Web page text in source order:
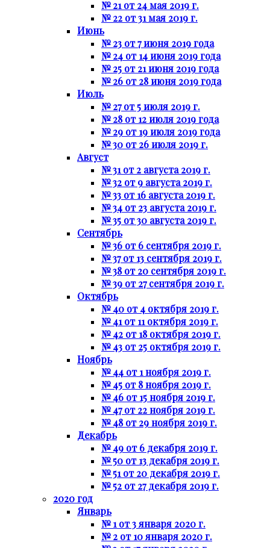
№ 21 от 24 мая 2019 г.
№ 22 от 31 мая 2019 г.
Июнь
№ 23 от 7 июня 2019 года
№ 24 от 14 июня 2019 года
№ 25 от 21 июня 2019 года
№ 26 от 28 июня 2019 года
Июль
№ 27 от 5 июля 2019 г.
№ 28 от 12 июля 2019 года
№ 29 от 19 июля 2019 года
№ 30 от 26 июля 2019 г.
Август
№ 31 от 2 августа 2019 г.
№ 32 от 9 августа 2019 г.
№ 33 от 16 августа 2019 г.
№ 34 от 23 августа 2019 г.
№ 35 от 30 августа 2019 г.
Сентябрь
№ 36 от 6 сентября 2019 г.
№ 37 от 13 сентября 2019 г.
№ 38 от 20 сентября 2019 г.
№ 39 от 27 сентября 2019 г.
Октябрь
№ 40 от 4 октября 2019 г.
№ 41 от 11 октября 2019 г.
№ 42 от 18 октября 2019 г.
№ 43 от 25 октября 2019 г.
Ноябрь
№ 44 от 1 ноября 2019 г.
№ 45 от 8 ноября 2019 г.
№ 46 от 15 ноября 2019 г.
№ 47 от 22 ноября 2019 г.
№ 48 от 29 ноября 2019 г.
Декабрь
№ 49 от 6 декабря 2019 г.
№ 50 от 13 декабря 2019 г.
№ 51 от 20 декабря 2019 г.
№ 52 от 27 декабря 2019 г.
2020 год
Январь
№ 1 от 3 января 2020 г.
№ 2 от 10 января 2020 г.